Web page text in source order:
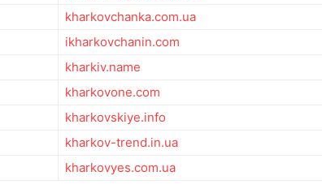
kharkovchanka.com.ua
ikharkovchanin.com
kharkiv.name
kharkovone.com
kharkovskiye.info
kharkov-trend.in.ua
kharkovyes.com.ua